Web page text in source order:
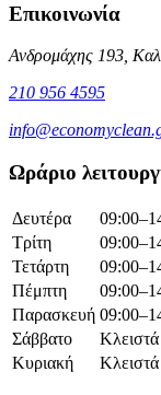
Επικοινωνία
Ανδρομάχης 193,
210 956 4595
Ωράριο
Δευτέρα
Τρίτη
Τετάρτη
Πέμπτη
Παρασκευή
Σάββατο
Κλειστά
Κυριακή
Κλειστά